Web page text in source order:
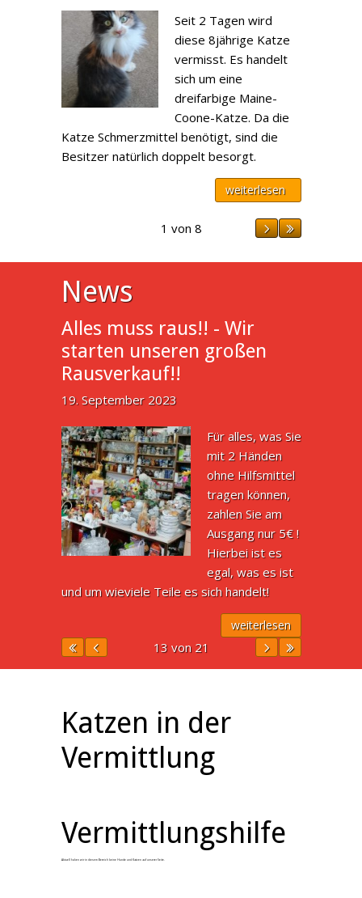
Seit 2 Tagen wird
diese 8jährige Katze
vermisst. Es handelt
sich um eine
dreifarbige Maine-
Coone-Katze. Da die
Katze Schmerzmittel benötigt, sind die
Besitzer natürlich doppelt besorgt.
weiterlesen
1 von 8
News
Alles muss raus!! - Wir
starten unseren großen
Rausverkauf!!
19. September 2023
Für alles, was Sie
mit 2 Händen
ohne Hilfsmittel
tragen können,
zahlen Sie am
Ausgang nur 5€ !
Hierbei ist es
egal, was es ist
und um wieviele Teile es sich handelt!
weiterlesen
13 von 21
Katzen in der
Vermittlung
Vermittlungshilfe
Aktuell haben wir in diesem Bereich keine Hunde und Katzen auf unserer Seite.